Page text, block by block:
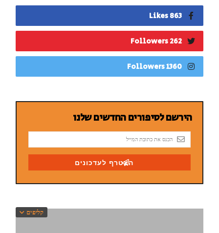
863 Likes
262 Followers
1360 Followers
קליפים